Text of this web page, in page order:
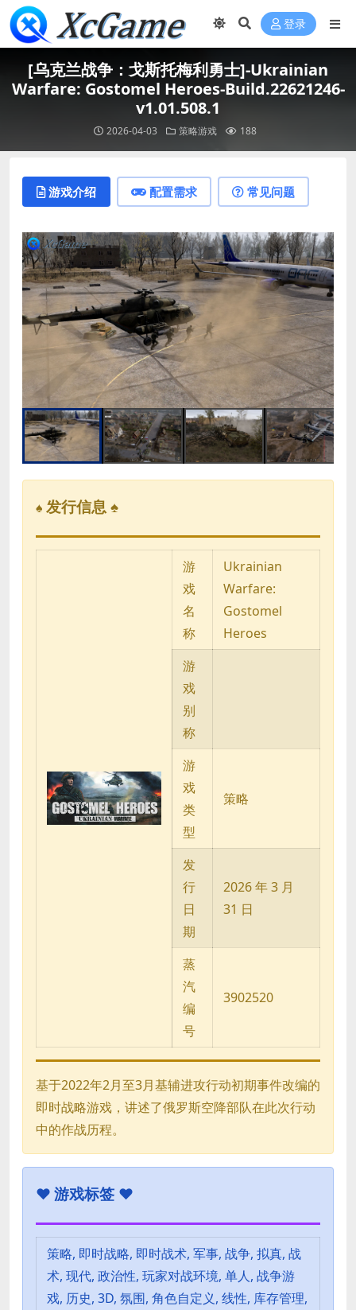
登录
[乌克兰战争：戈斯托梅利勇士]-Ukrainian
Warfare: Gostomel Heroes-Build.22621246-
v1.01.508.1
2026-04-03 策略游戏 188
游戏介绍 配置需求 常见问题
♠ 发行信息 ♠
游
戏
名
称
Ukrainian
Warfare:
Gostomel
Heroes
游
戏
别
称
游
戏
类
型
策略
发
行
日
期
2026 年 3 月
31 日
蒸
汽
编
号
3902520
基于2022年2月至3月基辅进攻行动初期事件改编的
即时战略游戏，讲述了俄罗斯空降部队在此次行动
中的作战历程。
♥ 游戏标签 ♥
策略, 即时战略, 即时战术, 军事, 战争, 拟真, 战
术, 现代, 政治性, 玩家对战环境, 单人, 战争游
戏, 历史, 3D, 氛围, 角色自定义, 线性, 库存管理,